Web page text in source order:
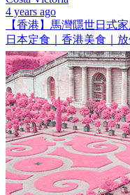
4 years ago
【香港】馬灣隱世日式
日本定食｜香港美食｜